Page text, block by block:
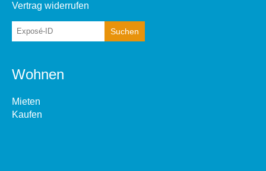
Vertrag widerrufen
Wohnen
Mieten
Kaufen